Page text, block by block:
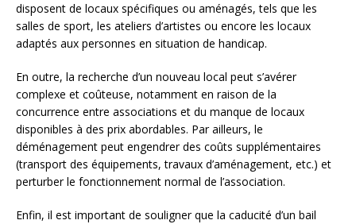
disposent de locaux spécifiques ou aménagés, tels que les
salles de sport, les ateliers d’artistes ou encore les locaux
adaptés aux personnes en situation de handicap.
En outre, la recherche d’un nouveau local peut s’avérer
complexe et coûteuse, notamment en raison de la
concurrence entre associations et du manque de locaux
disponibles à des prix abordables. Par ailleurs, le
déménagement peut engendrer des coûts supplémentaires
(transport des équipements, travaux d’aménagement, etc.) et
perturber le fonctionnement normal de l’association.
Enfin, il est important de souligner que la caducité d’un bail